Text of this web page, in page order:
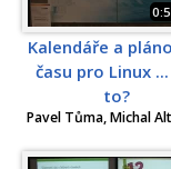
Kalendáře a
času pro Linux
to?
Pavel Tůma, Michal